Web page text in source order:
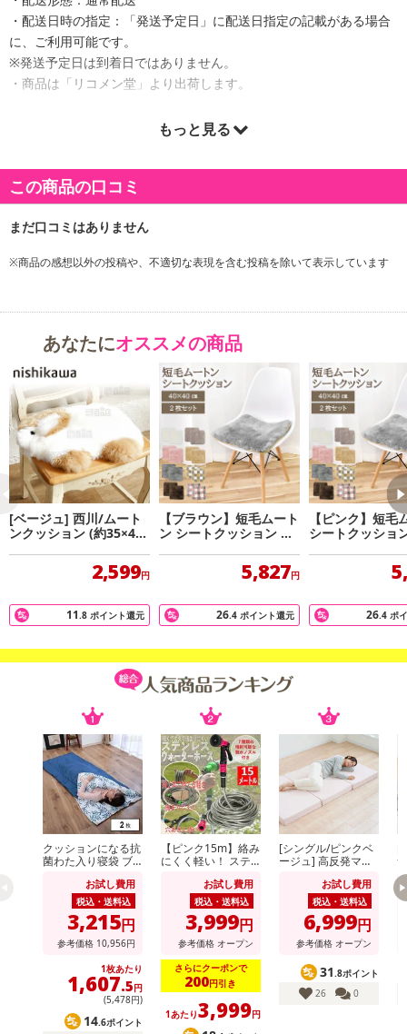
・配送日時の指定：「発送予定日」に配送日指定の記載がある場合
に、ご利用可能です。
※発送予定日は到着日ではありません。
・商品は「リコメン堂」より出荷します。
・原材料/材質/素材：
裏地：ポリエステル100％（スエード）
詰め物：ポリエステル100％
表地にふわふわのムートンを使用した贅沢なクッションです
裏地には、ポリエステルを起毛させたスエード調の生地を使用し
ています
クッション性を高めるために、約1cmのウレタンを入れていま
す。ムートンの弾力とウレタンの弾力でふわふわです
使い方は色々。ダイニングキッチンの椅子や応接の椅子、事務所
などの椅子の上にもお使いいただけます
その他、座布団代わりに、また車椅子やベビーカーのシートにも
●ウールは、1本1本の繊維がくるくる縮れています。クリンプと
呼ばれるこの縮れのおかげで多くの空気を含み空気の厚い層が出来
●ウールは、断熱性が高く、冬は暖かく夏は涼しい快適素材です
●ウールは、燃えにくく、燃えても合繊繊維のように有毒ガスがほ
とんど発生しません
●ウールの吸湿力は、標準状態で綿の約1.7倍、ポリエステルの37
倍、アクリルの約7倍
●だから、汗をかいてもムレたり、ジメジメしたりせずサラッと快
・商品サイズ：サイズ：40×40cm
・商品重量：-
注意事項
もっと見る
この商品の口コミ
※商品の感想以外の投稿や、不適切な表現を含む投稿を除いて表示しています
あなたにオススメの商品
[ベージュ] 西川/ムート
ンクッション (約35×45c
2,599円
11.8 ポイント還元
【ブラウン】短毛ムート
ン シートクッション 同
5,827円
26.4 ポイント還元
【ピンク】短毛
シートクッショ
26.4 ポ
クッションになる抗
菌わた入り寝袋 ブ
お試し費用
税込・送料込
3,215円
参考価格 10,956円
1枚あたり
1,607.5円
(5,478円)
14.6ポイント
【ピンク15m】絡み
にくく軽い！ ステ
ース (散水パター
ン：7種類切替可)
お試し費用
税込・送料込
3,999円
参考価格 オープン
さらにクーポンで
200円引き
1あたり3,999円
[シングル/ピンクベ
ージュ] 高反発マッ
チ 130N (カバー付)
※日本製
お試し費用
税込・送料込
6,999円
参考価格 オープン
31 .8ポイント
26
0